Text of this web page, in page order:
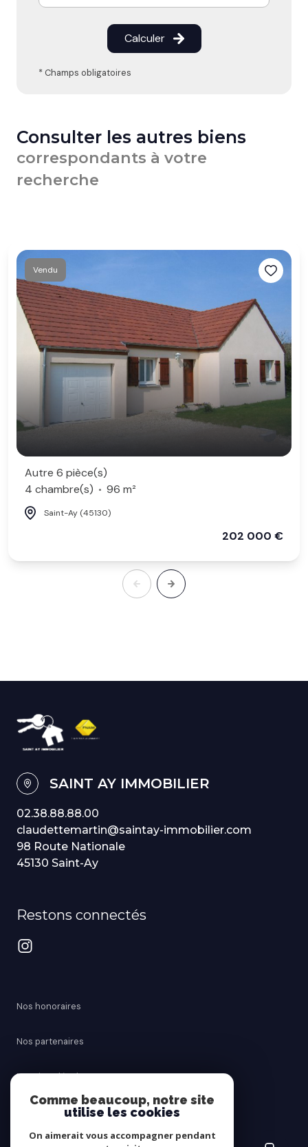
Calculer
* Champs obligatoires
Consulter les autres biens
correspondants à votre
recherche
Vendu
Autre 6 pièce(s)
4 chambre(s)
96 m²
Saint-Ay (45130)
202 000 €
SAINT AY IMMOBILIER
02.38.88.88.00
claudettemartin@saintay-immobilier.com
98 Route Nationale
45130 Saint-Ay
Restons connectés
Nos honoraires
Nos partenaires
Mentions légales
Comme beaucoup, notre site
utilise les cookies
On aimerait vous accompagner pendant